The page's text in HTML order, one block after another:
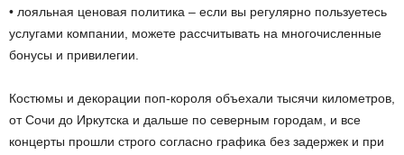
• лояльная ценовая политика – если вы регулярно пользуетесь
услугами компании, можете рассчитывать на многочисленные
бонусы и привилегии.
Костюмы и декорации поп-короля объехали тысячи километров,
от Сочи до Иркутска и дальше по северным городам, и все
концерты прошли строго согласно графика без задержек и при